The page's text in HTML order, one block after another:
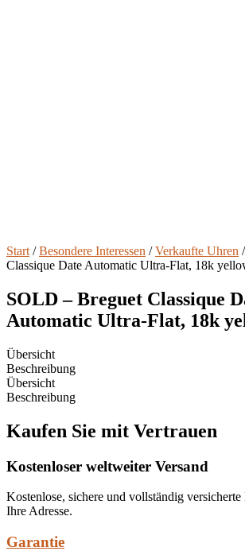
Start /Besondere Interessen /Verkaufte Uhren
Classique Date Automatic Ultra-Flat, 18k
SOLD – Breguet Classique
Automatic Ultra-Flat, 18k
Übersicht
Beschreibung
Übersicht
Beschreibung
Kaufen Sie mit Vertrauen
Kostenloser weltweiter Versand
Kostenlose, sichere und vollständig
Ihre Adresse.
Garantie